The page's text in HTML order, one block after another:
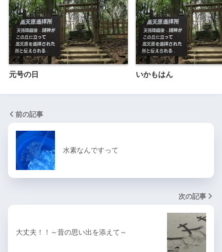
元号の日 いかもはん
前の記事
水素なんですって
次の記事
大丈夫！！～昔の思い出を添えて～